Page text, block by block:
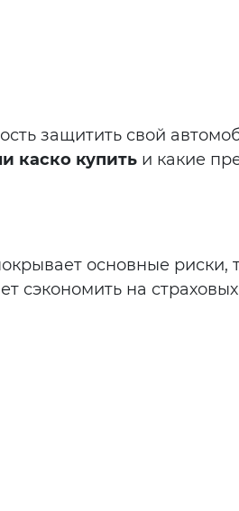
защитить свой
каско купить и какие
основные риски,
сэкономить на